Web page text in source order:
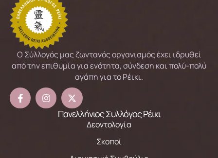
Ο Σύλλογός μας ζωντανός οργανισμός έχει ιδρυθεί
από την επιθυμία για ενότητα, σύνδεση και πολύ-πολύ
αγάπη για το Ρέικι.
Πανελλήνιος Συλλόγος Ρέικι
Δεοντολογία
Σκοποί